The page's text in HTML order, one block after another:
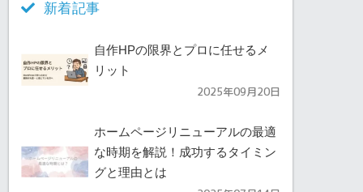
新着記事
自作HPの限界とプロに任せるメ
リット
2025年09月20日
ホームページリニューアルの最適
な時期を解説！成功するタイミン
グと理由とは